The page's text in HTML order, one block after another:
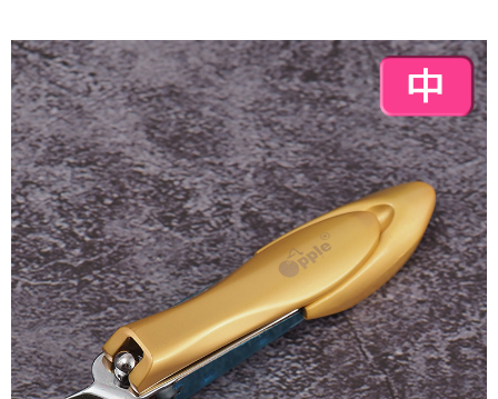
※ 請注意：結帳手續完成當下不需立刻繳費，但若您需要取消訂單，請聯絡
購買商品的店家。未經商家同意取消之訂單仍視為有效，需透過AFTEE先享
後付繳納相關費用。
※ 交易是否成功請以「AFTEE先享後付 」之結帳頁面顯示為準，若有關於
是否繳費成功／繳費後需取消欲退款等相關疑問，請聯繫「AFTEE先享後付
客戶支援中心」https://netprotections.freshdesk.com/support/home
【注意事項】
１．透過由恩沛科技股份有限公司提供之「AFTEE先享後付」服務完成之交
易，需依本服務之必要範圍內提供個人資料，並將交易相關給付款項請求債
權轉讓予恩沛科技股份有限公司。
２．關於個人資料處理事宜，請瀏覽以下網址：
https://aftee.tw/terms/#terms3
３．未成年的使用者請事先徵得法定代理人或監護人之同意方可使用
「AFTEE先享後付」，若未經同意申辦者引起之損失，本公司不負相關責
任。
４．使用「AFTEE先享後付」時，將依據個別帳號之用戶狀況，依本公司即
時審查核予不同之上限額度；若仍有額度不足之情形，本公司將視審查結果
每筆NT$100，滿NT$1,000(含以上)免運費
7-11取貨付款三天
每筆NT$60，滿NT$490(含以上)免運費
7-11離島取貨付款
每筆NT$100，滿NT$1,000(含以上)免運費
本島宅配1~2天後到
每筆NT$80，滿NT$490(含以上)免運費
外島宅配
每筆NT$150，滿NT$3,000(含以上)免運費
貨到付款